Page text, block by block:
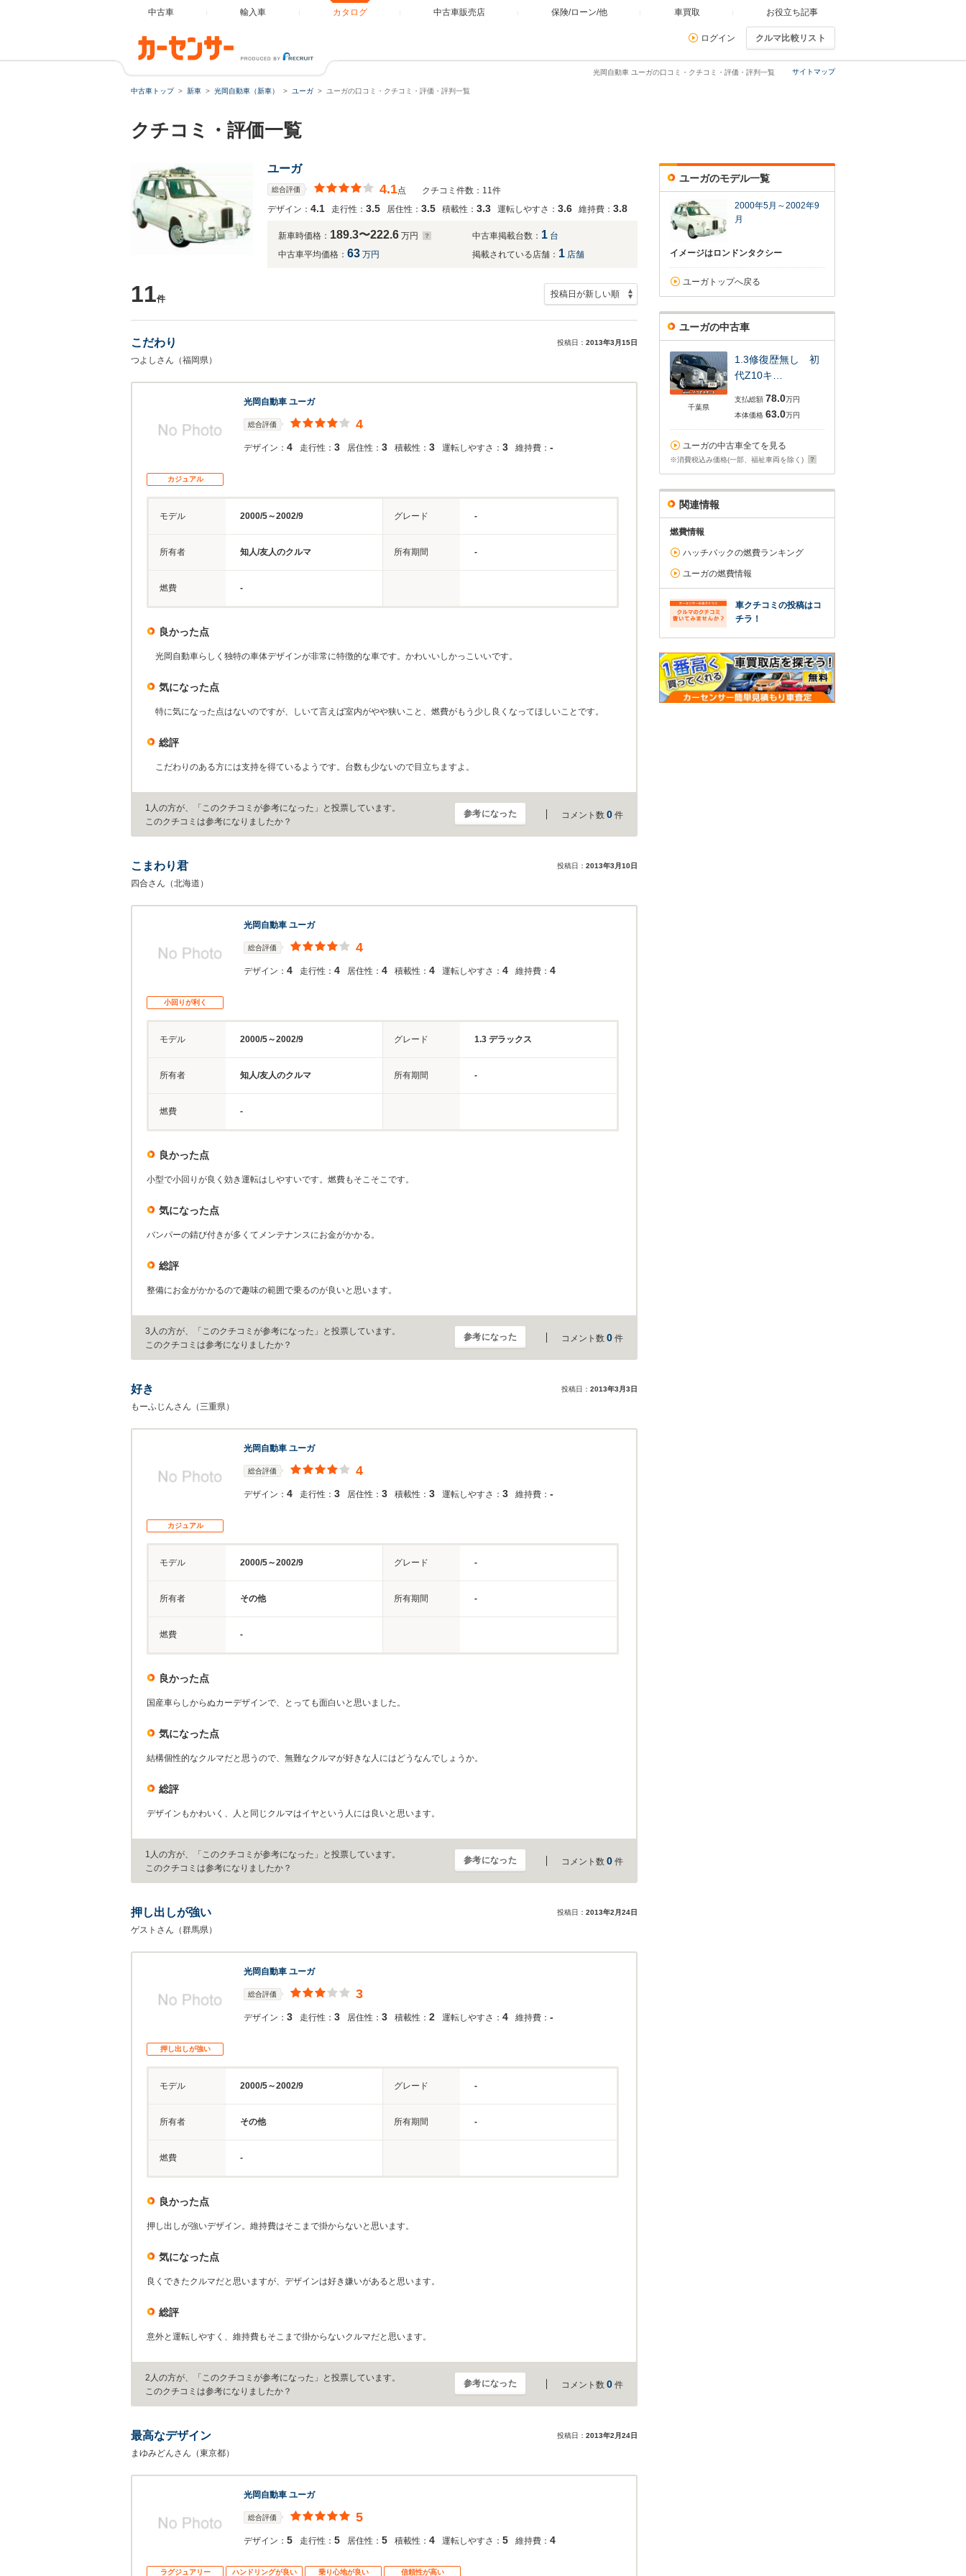
中古車 輸入車 カタログ 中古車販売店 保険/ローン/他 車買取 お役立ち記事
ログイン クルマ比較リスト
サイトマップ
光岡自動車 ユーガの口コミ・クチコミ・評価・評判一覧
中古車トップ 新車 光岡自動車（新車） ユーガ ユーガの口コミ・クチコミ・評価・評判一覧
クチコミ・評価一覧
ユーガ
総合評価 4.1点
クチコミ件数：11件
デザイン： 4.1 走行性： 3.5 居住性： 3.5 積載性： 3.3 運転しやすさ： 3.6 維持費： 3.8
新車時価格： 189.3〜222.6 万円 中古車掲載台数： 1 台
中古車平均価格： 63 万円 掲載されている店舗： 1 店舗
11件
こだわり 投稿日： 2013年3月15日
つよしさん（福岡県）
光岡自動車 ユーガ
総合評価 4
デザイン： 4 走行性： 3 居住性： 3 積載性： 3 運転しやすさ： 3 維持費： -
カジュアル
モデル 2000/5～2002/9 グレード -
所有者 知人/友人のクルマ 所有期間 -
燃費 -
良かった点
光岡自動車らしく独特の車体デザインが非常に特徴的な車です。かわいいしかっこいいです。
気になった点
特に気になった点はないのですが、しいて言えば室内がやや狭いこと、燃費がもう少し良くなってほしいことです。
総評
こだわりのある方には支持を得ているようです。台数も少ないので目立ちますよ。
1人の方が、「このクチコミが参考になった」と投票しています。
このクチコミは参考になりましたか？
参考になった コメント数 0 件
こまわり君 投稿日： 2013年3月10日
四合さん（北海道）
光岡自動車 ユーガ
総合評価 4
デザイン： 4 走行性： 4 居住性： 4 積載性： 4 運転しやすさ： 4 維持費： 4
小回りが利く
モデル 2000/5～2002/9 グレード 1.3 デラックス
所有者 知人/友人のクルマ 所有期間 -
燃費 -
良かった点
小型で小回りが良く効き運転はしやすいです。燃費もそこそこです。
気になった点
バンパーの錆び付きが多くてメンテナンスにお金がかかる。
総評
整備にお金がかかるので趣味の範囲で乗るのが良いと思います。
3人の方が、「このクチコミが参考になった」と投票しています。
このクチコミは参考になりましたか？
参考になった コメント数 0 件
好き 投稿日： 2013年3月3日
もーふじんさん（三重県）
光岡自動車 ユーガ
総合評価 4
デザイン： 4 走行性： 3 居住性： 3 積載性： 3 運転しやすさ： 3 維持費： -
カジュアル
モデル 2000/5～2002/9 グレード -
所有者 その他 所有期間 -
燃費 -
良かった点
国産車らしからぬカーデザインで、とっても面白いと思いました。
気になった点
結構個性的なクルマだと思うので、無難なクルマが好きな人にはどうなんでしょうか。
総評
デザインもかわいく、人と同じクルマはイヤという人には良いと思います。
1人の方が、「このクチコミが参考になった」と投票しています。
このクチコミは参考になりましたか？
参考になった コメント数 0 件
押し出しが強い 投稿日： 2013年2月24日
ゲストさん（群馬県）
光岡自動車 ユーガ
総合評価 3
デザイン： 3 走行性： 3 居住性： 3 積載性： 2 運転しやすさ： 4 維持費： -
押し出しが強い
モデル 2000/5～2002/9 グレード -
所有者 その他 所有期間 -
燃費 -
良かった点
押し出しが強いデザイン。維持費はそこまで掛からないと思います。
気になった点
良くできたクルマだと思いますが、デザインは好き嫌いがあると思います。
総評
意外と運転しやすく、維持費もそこまで掛からないクルマだと思います。
2人の方が、「このクチコミが参考になった」と投票しています。
このクチコミは参考になりましたか？
参考になった コメント数 0 件
最高なデザイン 投稿日： 2013年2月24日
まゆみどんさん（東京都）
光岡自動車 ユーガ
総合評価 5
デザイン： 5 走行性： 5 居住性： 5 積載性： 4 運転しやすさ： 5 維持費： 4
ラグジュアリー ハンドリングが良い 乗り心地が良い 信頼性が高い
ユーガのモデル一覧
2000年5月～2002年9
月
イメージはロンドンタクシー
ユーガトップへ戻る
ユーガの中古車
千葉県
1.3修復歴無し 初
代Z10キ…
支払総額 78.0万円
本体価格 63.0万円
ユーガの中古車全てを見る
※消費税込み価格(一部、福祉車両を除く)
関連情報
燃費情報
ハッチバックの燃費ランキング
ユーガの燃費情報
車クチコミの投稿はコ
チラ！